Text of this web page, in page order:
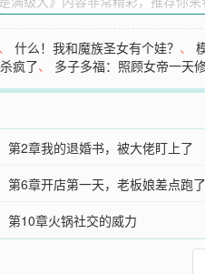
、什么！我和魔族圣女有个娃？ 、
疯了、 多子多福：照顾女帝一天
第2章我的退婚书，被大佬盯上了
第6章开店第一天，老板娘差点跑了
第10章火锅社交的威力